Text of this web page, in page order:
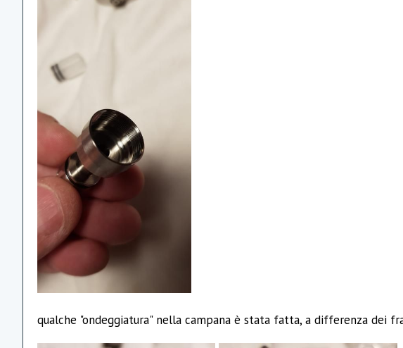
qualche "ondeggiatura" nella campana è stata fatta, a differenza dei